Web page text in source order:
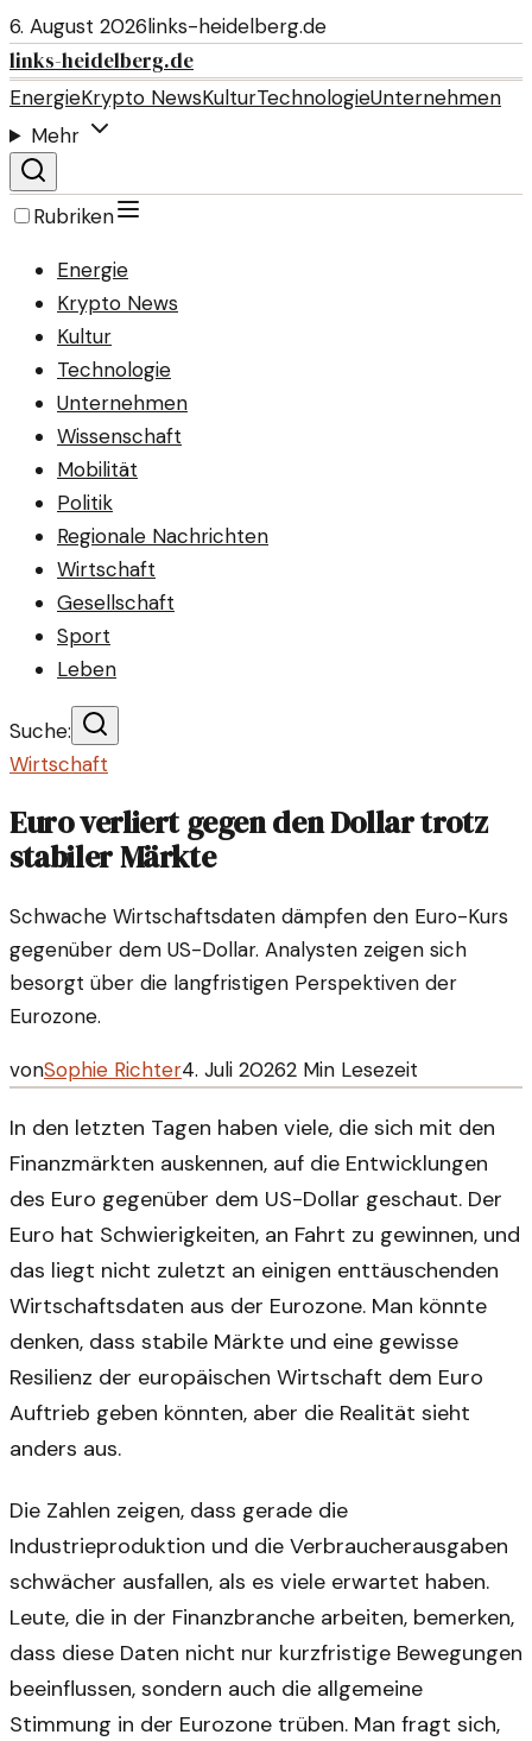
6. August 2026links-heidelberg.de
links-heidelberg.de
EnergieKrypto NewsKulturTechnologieUnternehmen
Mehr
Rubriken
Energie
Krypto News
Kultur
Technologie
Unternehmen
Wissenschaft
Mobilität
Politik
Regionale Nachrichten
Wirtschaft
Gesellschaft
Sport
Leben
Suche:
Wirtschaft
Euro verliert gegen den Dollar trotz
stabiler Märkte
Schwache Wirtschaftsdaten dämpfen den Euro-Kurs
gegenüber dem US-Dollar. Analysten zeigen sich
besorgt über die langfristigen Perspektiven der
Eurozone.
vonSophie Richter4. Juli 20262 Min Lesezeit
In den letzten Tagen haben viele, die sich mit den
Finanzmärkten auskennen, auf die Entwicklungen
des Euro gegenüber dem US-Dollar geschaut. Der
Euro hat Schwierigkeiten, an Fahrt zu gewinnen, und
das liegt nicht zuletzt an einigen enttäuschenden
Wirtschaftsdaten aus der Eurozone. Man könnte
denken, dass stabile Märkte und eine gewisse
Resilienz der europäischen Wirtschaft dem Euro
Auftrieb geben könnten, aber die Realität sieht
anders aus.
Die Zahlen zeigen, dass gerade die
Industrieproduktion und die Verbraucherausgaben
schwächer ausfallen, als es viele erwartet haben.
Leute, die in der Finanzbranche arbeiten, bemerken,
dass diese Daten nicht nur kurzfristige Bewegungen
beeinflussen, sondern auch die allgemeine
Stimmung in der Eurozone trüben. Man fragt sich,